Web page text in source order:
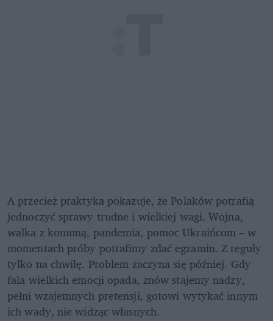
A przecież praktyka pokazuje, że Polaków potrafią
jednoczyć sprawy trudne i wielkiej wagi. Wojna,
walka z komuną, pandemia, pomoc Ukraińcom – w
momentach próby potrafimy zdać egzamin. Z reguły
tylko na chwilę. Problem zaczyna się później. Gdy
fala wielkich emocji opada, znów stajemy nadzy,
pełni wzajemnych pretensji, gotowi wytykać innym
ich wady, nie widząc własnych.